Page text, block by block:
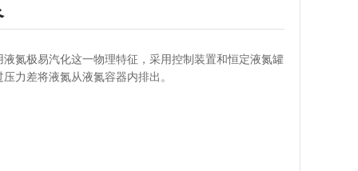
氮极易汽化这一物理特征，采用控制装置和恒定液氮罐
力差将液氮从液氮容器内排出。